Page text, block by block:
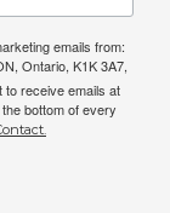
emails from:
Ontario, K1K 3A7,
receive emails at
bottom of every